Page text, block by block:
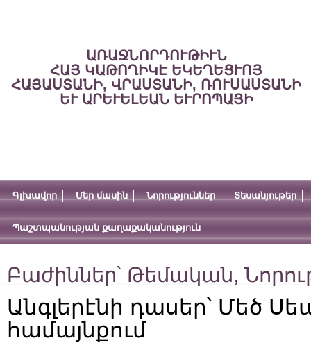
ԱՌԱՋՆՈՐԴՈՒԹԻՒՆ
ՀԱՅ ԿԱԹՈՂԻԿԷ ԵԿԵՂԵՑՒՈՅ
ՀԱՅԱՍՏԱՆԻ, ՎՐԱՍՏԱՆԻ, ՌՈՒՍԱՍՏԱՆԻ
ԵՒ ԱՐԵՒԵԼԵԱՆ ԵՒՐՈՊԱՅԻ
Գլխավոր Մեր մասին Նորություններ Տեսանյութեր
Պաշտպանության քաղաքականություն
Բաժիններ՝ Թեմական,
Անգլերէնի դասեր՝ Մեծ
համայնքում